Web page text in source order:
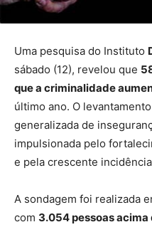
Uma pesquisa do Instituto
sábado (12), revelou que
que a criminalidade
último ano. O
generalizada de
impulsionada pelo
e pela crescente
A sondagem foi realizada
com 3.054 pessoas acima